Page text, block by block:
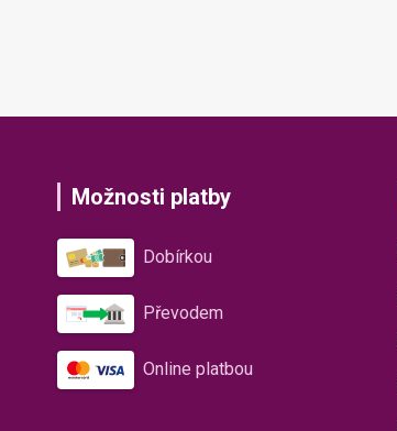
Možnosti platby
Dobírkou
Převodem
Online platbou